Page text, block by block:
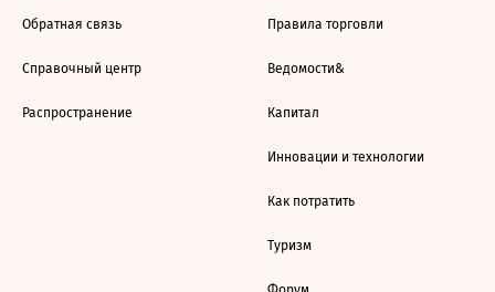
Обратная связь
Справочный центр
Распространение
Правила торговли
Ведомости&
Капитал
Инновации и технологии
Как потратить
Туризм